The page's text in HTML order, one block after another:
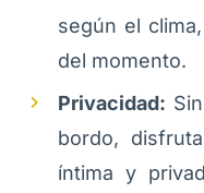
según el
del momento.
Privacidad:
bordo,
íntima y